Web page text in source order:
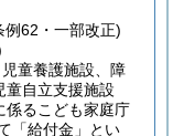
62・一部改正)
童養護施設、障
童自立支援施設
係るこども家庭庁
「給付金」とい